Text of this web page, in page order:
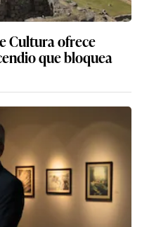
Cultura ofrece
que bloquea